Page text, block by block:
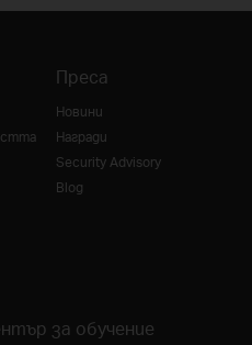
Преса
Новини
Награди
Security Advisory
Blog
за обучение